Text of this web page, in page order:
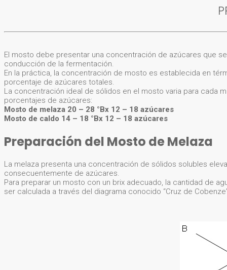
El mosto debe presentar una concentración de azúcares que
conducción de la fermentación.
En la práctica, la concentración de mosto es establecida en
porcentaje de azúcares totales.
La concentración ideal de sólidos en el mosto varia para cada
porcentajes de azúcares:
Mosto de melaza 20 – 28 °Bx 12 – 18 azúcares
Mosto de caldo 14 – 18 °Bx 12 – 18 azúcares
Preparación del Mosto de Melaza
La melaza presenta una concentración de sólidos solubles
consecuentemente de azúcares.
Para preparar un mosto con un brix adecuado, la cantidad de
ser calculada a través del diagrama conocido “Cruz de